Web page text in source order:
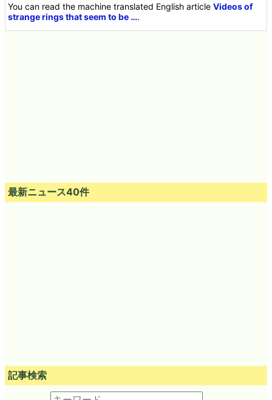
You can read the machine translated English articleVideos of
strange rings that seem to be ….
最新ニュース40件
記事検索